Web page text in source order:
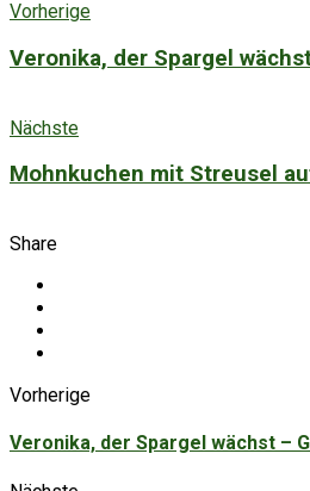
Vorherige
Veronika, der Spargel
Nächste
Mohnkuchen mit Streusel
Share
Vorherige
Veronika, der Spargel wächst –